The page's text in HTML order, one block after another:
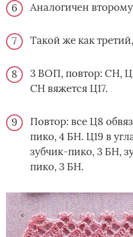
Аналогичен
Такой же как
3 ВОП, повтор: СН,
СН вяжется Ц17.
Повтор: все Ц8
пико, 4 БН. Ц19 в
зубчик-пико, 3 БН,
пико, 3 БН.